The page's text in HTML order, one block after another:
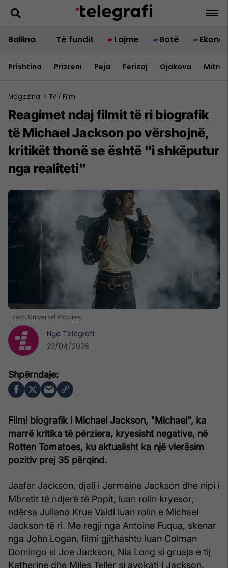
Ballina Të fundit Lajme Botë
Prishtina Prizreni Peja Ferizaj Gjakova
Magazina > TV / Film
Reagimet ndaj filmit të ri biografik
të Michael Jackson po vërshojnë,
kritikët thonë se është "i shkëputur
nga realiteti"
Foto: Universal Pictures
Filmi biografik i Michael Jackson, "Michael", ka
marrë kritika të përziera, kryesisht negative, në
Rotten Tomatoes, ku aktualisht ka një vlerësim
pozitiv prej 35 përqind.
Jaafar Jackson, djali i Jermaine Jackson dhe nipi i
Mbretit të ndjerë të Popit, luan rolin kryesor,
ndërsa Juliano Krue Valdi luan rolin e Michael
Jackson të ri. Me regji nga Antoine Fuqua, skenar
nga John Logan, filmi gjithashtu luan Colman
Domingo si Joe Jackson, Nia Long si gruaja e tij
Katherine dhe Miles Teller si avokati i Jackson,
Nga Telegrafi
22/04/2026